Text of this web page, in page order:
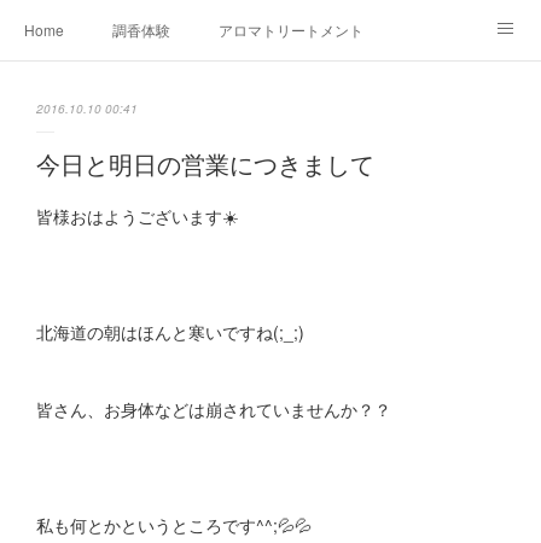
Home 調香体験 アロマトリートメントMenu
Ameblo
2016.10.10 00:41
今日と明日の営業につきまして
皆様おはようございます☀️
北海道の朝はほんと寒いですね(;_;)
皆さん、お身体などは崩されていませんか？？
私も何とかというところです^^;💦💦